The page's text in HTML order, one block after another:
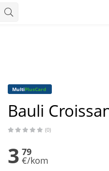
MultiPlusCard
Bauli
(0)
3 79
€/kom